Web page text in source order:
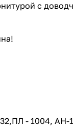
с
- 1004, АН-